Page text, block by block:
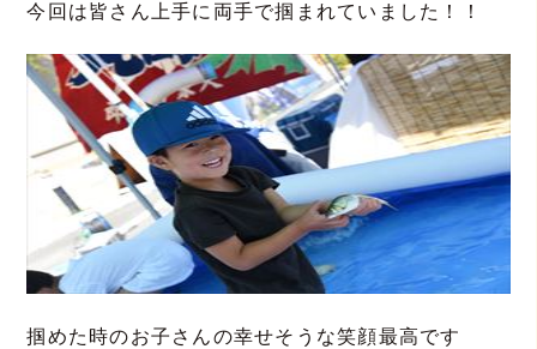
今回は皆さん上手に両手で掴まれていました！！
掴めた時のお子さんの幸せそうな笑顔最高です